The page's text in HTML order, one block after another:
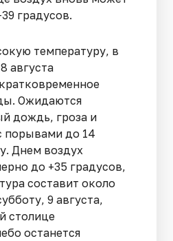
градусов.
температуру, в
августа
Ожидаются
дождь, гроза и
порывами до 14
Днем воздух
до +35 градусов,
составит около
9 августа,
столице
останется